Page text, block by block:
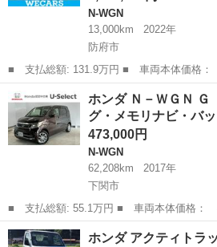
N-WGN
13,000km
2022年
防府市
■ 支払総額: 131.9万円 ■ 車両本体価格： 1,239,000 円 ■ メーカ
ー名： ホンダ ■ 車種名： Ｎ－ＷＧＮ
名： Ｌ・ホンダセンシング ★★★新品タ
レイオーディ...
山口 N-WGN
ホンダ Ｎ－ＷＧＮ
グ・メモリナビ・バ
473,000円
N-WGN
62,208km
2017年
下関市
■ 支払総額: 55.1万円 ■ 車両本体価格： 473,000 円 ■ メーカー
名： ホンダ ■ 車種名： Ｎ－ＷＧＮ ■
ートキー・ワンセグ・メモリナビ・バックカ
山口 下関市 N-WGN
ホンダ アクティトラ